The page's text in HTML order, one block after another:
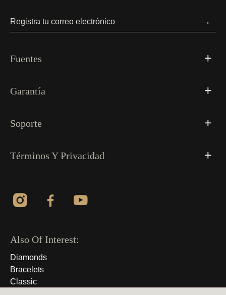
→
Fuentes
Garantía
Soporte
Términos Y Privacidad
Also Of Interest:
Diamonds
Bracelets
Classic